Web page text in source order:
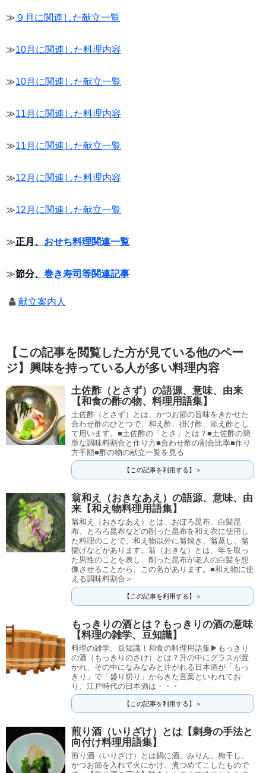
≫ ９月に関連した献立一覧
≫10月に関連した料理内容
≫10月に関連した献立一覧
≫11月に関連した料理内容
≫11月に関連した献立一覧
≫12月に関連した料理内容
≫12月に関連した献立一覧
≫正月、 おせち料理関連一覧
≫節分、 巻き寿司等関連記事
献立案内人
【この記事を閲覧した方が見ている他のペー
ジ】興味を持っている人が多い料理内容
土佐酢（とさず）の語源、意味、由来
【和食の酢の物、料理用語集】
土佐酢（とさず）とは、かつお節の旨味をきかせた
合わせ酢のひとつで、和え酢、掛け酢、添え酢とし
て用います。■土佐酢の「とさ」とは？■土佐酢の簡
単な調味料割合と作り方■合わせ酢の割合比率■作り
方手順■酢の物の献立一覧を見る
【この記事を利用する】＞
翁和え（おきなあえ）の語源、意味、由
来【和え物料理用語集】
翁和え（おきなあえ）とは、おぼろ昆布、白髪昆
布、とろろ昆布などの削った昆布を和え衣に使用し
た料理のことで、和え物以外に翁焼き、翁蒸し、翁
揚げなどがあります。翁（おきな）とは、年を取っ
た男性のことを表し、削った昆布が老人の白髪を想
像させることから、この名があります。■和え物に使
える調味料割合＞
【この記事を利用する】＞
もっきりの酒とは？もっきりの酒の意味
【料理の雑学、豆知識】
料理の雑学、豆知識！和食の料理用語集▶もっきり
の酒（もっきりのさけ）とは？升の中にグラスが置
かれ、その中になみなみと注がれる日本酒が「もっ
きり」で「盛り切り」からきた言葉といわれてお
り、江戸時代の日本酒は・・・
【この記事を利用する】＞
煎り酒（いりざけ）とは【刺身の手法と
向付け料理用語集】
煎り酒（いりざけ）とは鍋に酒、みりん、梅干し、
かつお節を入れて火にかけ、煮つめてこしたもので